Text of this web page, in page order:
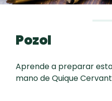
Pozol
Aprende a preparar
mano de Quique